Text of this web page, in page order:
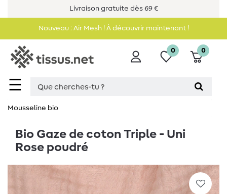
Livraison gratuite dès 69 €
Nouveau : Air Mesh ! À découvrir maintenant !
☰
0 0
Mousseline bio
Bio Gaze de coton Triple - Uni
Rose poudré